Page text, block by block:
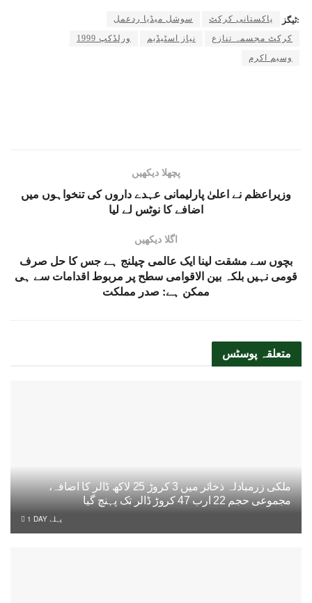
ٹیگز: پاکستانی کرکٹ
سوشل میڈیا ردعمل
کرکٹ مجسمہ تنازع
نیاز اسٹیڈیم
ورلڈکپ 1999
وسیم اکرم
پچھلا دیکھیں
وزیراعظم نے اعلیٰ پارلیمانی عہدے داروں کی تنخواہوں میں
اضافے کا نوٹس لے لیا
اگلا دیکھیں
بچوں سے مشقت لینا ایک عالمی چیلنج ہے جس کا حل صرف
قومی نہیں بلکہ بین الاقوامی سطح پر مربوط اقدامات سے ہی
ممکن ہے: صدر مملکت
متعلقہ پوسٹس
ملکی زرمبادلہ ذخائر میں 3 کروڑ 25 لاکھ ڈالر کا اضافہ،
مجموعی حجم 22 ارب 47 کروڑ ڈالر تک پہنچ گیا
1 DAY پہلے